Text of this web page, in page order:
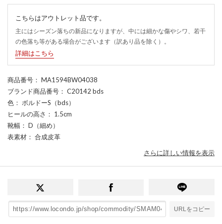
こちらはアウトレット品です。
主にはシーズン落ちの新品になりますが、中には細かな傷やシワ、若干
の色落ち等がある場合がございます（訳あり品を除く）。
詳細はこちら
商品番号 ： MA1594BW04038
ブランド商品番号 ： C20142 bds
色 ： ボルドーS（bds）
ヒールの高さ ： 1.5cm
靴幅 ： D（細め）
表素材 ： 合成皮革
さらに詳しい情報を表示
URLをコピー